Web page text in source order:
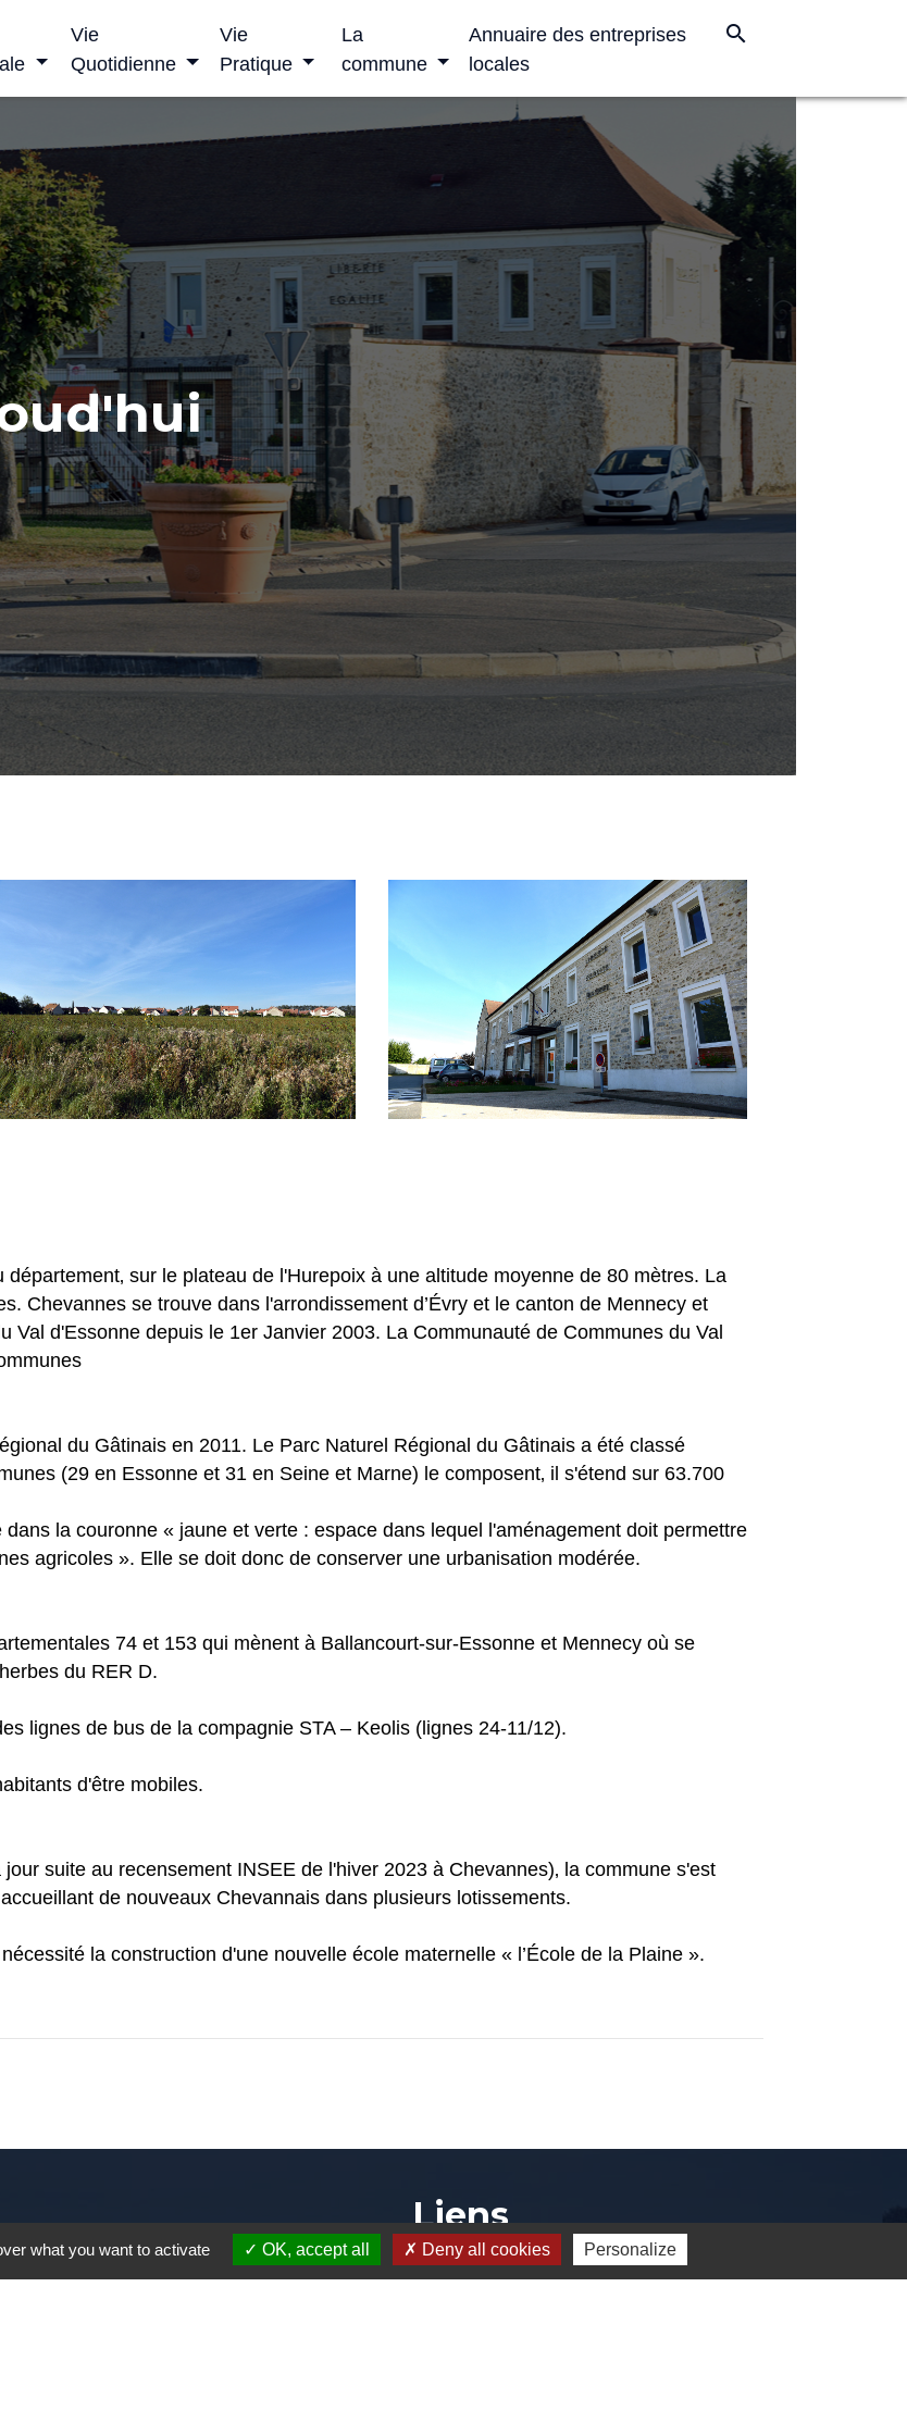
Vie
Quotidienne
Vie
Pratique
La
commune
Annuaire des entreprises
locales
search
sur le plateau de l'Hurepoix à une altitude moyenne de 80 mètres. La
Chevannes se trouve dans l'arrondissement d’Évry et le canton de Mennecy et
Val d'Essonne depuis le 1er Janvier 2003. La Communauté de Communes du Val
du Gâtinais en 2011. Le Parc Naturel Régional du Gâtinais a été classé
(29 en Essonne et 31 en Seine et Marne) le composent‚ il s'étend sur 63.700
la couronne « jaune et verte : espace dans lequel l'aménagement doit permettre
agricoles ». Elle se doit donc de conserver une urbanisation modérée.
74 et 153 qui mènent à Ballancourt-sur-Essonne et Mennecy où se
du RER D.
lignes de bus de la compagnie STA – Keolis (lignes 24-11/12).
d'être mobiles.
suite au recensement INSEE de l'hiver 2023 à Chevannes)‚ la commune s'est
de nouveaux Chevannais dans plusieurs lotissements.
la construction d'une nouvelle école maternelle « l’École de la Plaine ».
Liens
what you want to activate OK, accept all Deny all cookies Personalize